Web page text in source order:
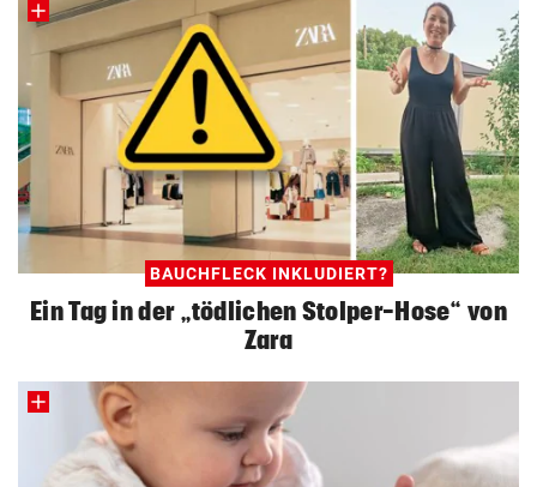
BAUCHFLECK INKLUDIERT?
Ein Tag in der „tödlichen Stolper-Hose“ von
Zara